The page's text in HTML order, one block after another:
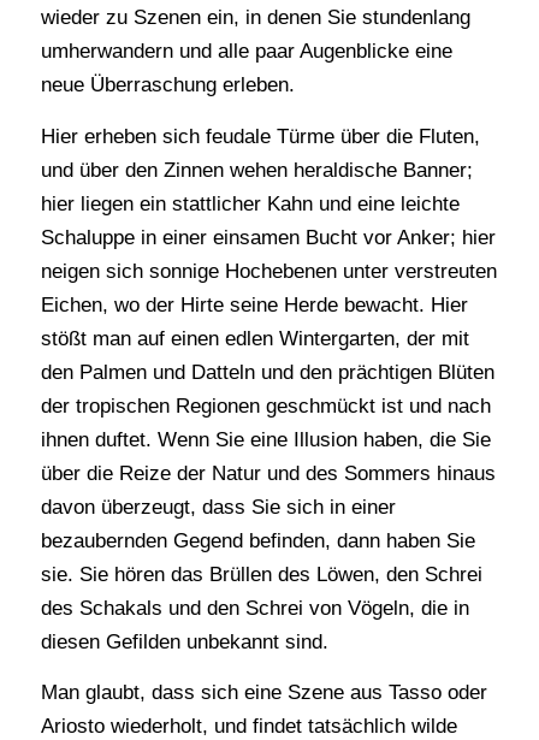
wieder zu Szenen ein, in denen Sie stundenlang
umherwandern und alle paar Augenblicke eine
neue Überraschung erleben.
Hier erheben sich feudale Türme über die Fluten,
und über den Zinnen wehen heraldische Banner;
hier liegen ein stattlicher Kahn und eine leichte
Schaluppe in einer einsamen Bucht vor Anker; hier
neigen sich sonnige Hochebenen unter verstreuten
Eichen, wo der Hirte seine Herde bewacht. Hier
stößt man auf einen edlen Wintergarten, der mit
den Palmen und Datteln und den prächtigen Blüten
der tropischen Regionen geschmückt ist und nach
ihnen duftet. Wenn Sie eine Illusion haben, die Sie
über die Reize der Natur und des Sommers hinaus
davon überzeugt, dass Sie sich in einer
bezaubernden Gegend befinden, dann haben Sie
sie. Sie hören das Brüllen des Löwen, den Schrei
des Schakals und den Schrei von Vögeln, die in
diesen Gefilden unbekannt sind.
Man glaubt, dass sich eine Szene aus Tasso oder
Ariosto wiederholt, und findet tatsächlich wilde